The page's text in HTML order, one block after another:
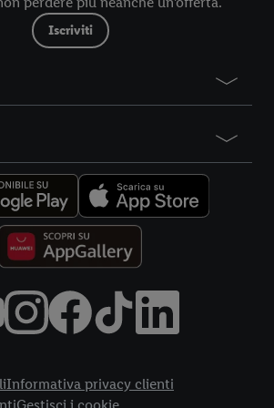
Iscriviti
Informativa privacy clienti
legali sono consultabili qui.